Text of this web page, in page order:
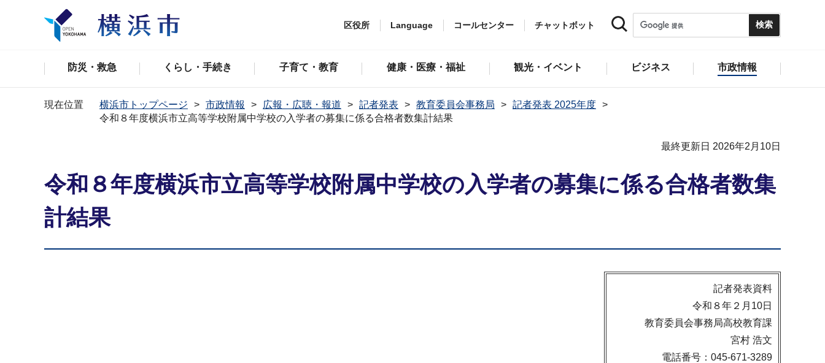
区役所 Language コールセンター チャットボット
防災・救急 くらし・手続き 子育て・教育 健康・医療・福祉 観光・イベント ビジネス 市政情報
現在位置 横浜市トップページ 市政情報 広報・広聴・報道 記者発表 教育委員会事務局
記者発表 2025年度
令和８年度横浜市立高等学校附属中学校の入学者の募集に係る合格者数集計結果
最終更新日 2026年2月10日
令和８年度横浜市立高等学校附属中学校の入学者の募集に係る合格者数集
計結果
記者発表資料
令和８年２月10日
教育委員会事務局高校教育課
宮村 浩文
電話番号：045-671-3289